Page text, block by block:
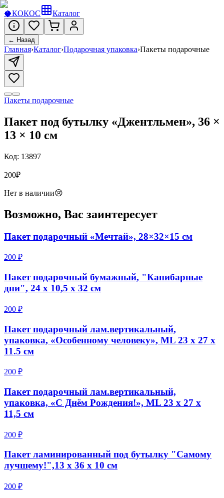
🥥КОКОС Каталог
← Назад
Главная›Каталог›Подарочная упаковка›Пакеты подарочные
Пакеты подарочные
Пакет под бутылку «Джентльмен», 36 ×
13 × 10 см
Код: 13897
200₽
Нет в наличии😢
Возможно, Вас заинтересует
Пакет подарочный «Мечтай», 28×32×15 см
200 ₽
Пакет подарочный бумажный, "Капибарные
дни", 24 х 10,5 х 32 см
200 ₽
Пакет подарочный лам.вертикальный,
упаковка, «Особенному человеку», ML 23 х 27 х
11.5 см
200 ₽
Пакет подарочный лам.вертикальный,
упаковка, «С Днём Рождения!», ML 23 х 27 х
11,5 см
200 ₽
Пакет ламинированный под бутылку "Самому
лучшему!",13 х 36 х 10 см
200 ₽